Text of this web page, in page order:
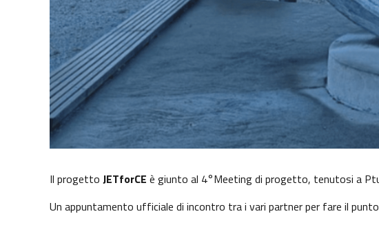
Il progetto JETforCE è giunto al 4°Meeting di progetto, tenutosi a
Un appuntamento ufficiale di incontro tra i vari partner per fare il